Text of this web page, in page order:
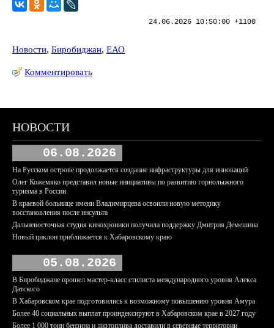
24.06.2026 10:50:00 +1100
Новости, Биробиджан, ЕАО
Комментировать
НОВОСТИ
06.08.2026
На Русском острове продолжается создание инфраструктуры для инноваций
Олег Кожемяко представил новые инициативы по развитию горнолыжного
туризма в России
В краевой больнице имени Владимирцева освоили новую методику
восстановления после инсульта
Дальневосточная студия кинохроники получила поддержку Дмитрия Демешина
Новый циклон приближается к Хабаровскому краю
05.08.2026
В Биробиджане прошел мастер-класс стилиста международного уровня Алекса
Датского
В Хабаровском крае подготовились к возможному повышению уровня Амура
Более 40 социальных выплат проиндексируют в Хабаровском крае в 2027 году
Более 1 000 тонн бензина и дизтоплива доставили в северные территории